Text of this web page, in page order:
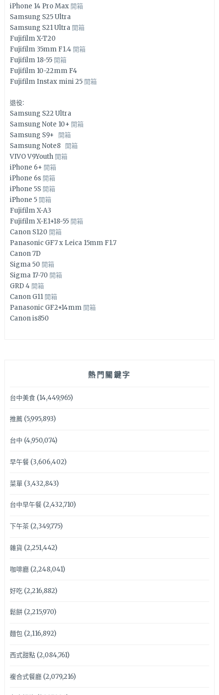
iPhone 14 Pro Max 開箱
Samsung S25 Ultra
Samsung S21 Ultra 開箱
Fujifilm X-T20
Fujifilm 35mm F1.4 開箱
Fujifilm 18-55 開箱
Fujifilm 10-22mm F4
Fujifilm Instax mini 25 開箱
退役:
Samsung S22 Ultra
Samsung Note 10+ 開箱
Samsung S9+ 開箱
Samsung Note8 開箱
VIVO V9Youth 開箱
iPhone 6+ 開箱
iPhone 6s 開箱
iPhone 5S 開箱
iPhone 5 開箱
Fujifilm X-A3
Fujifilm X-E1+18-55 開箱
Canon S120 開箱
Panasonic GF7 x Leica 15mm F1.7
Canon 7D
Sigma 50 開箱
Sigma 17-70 開箱
GRD 4 開箱
Canon G11 開箱
Panasonic GF2+14mm 開箱
Canon is850
熱門關鍵字
台中美食(14,449,965)
推薦(5,995,893)
台中 (4,950,074)
早午餐(3,606,402)
菜單(3,432,843)
台中早午餐(2,432,710)
下午茶(2,349,775)
雜貨 (2,251,442)
咖啡廳(2,248,041)
好吃(2,216,882)
鬆餅(2,215,970)
麵包(2,116,892)
西式甜點(2,084,761)
複合式餐廳(2,079,216)